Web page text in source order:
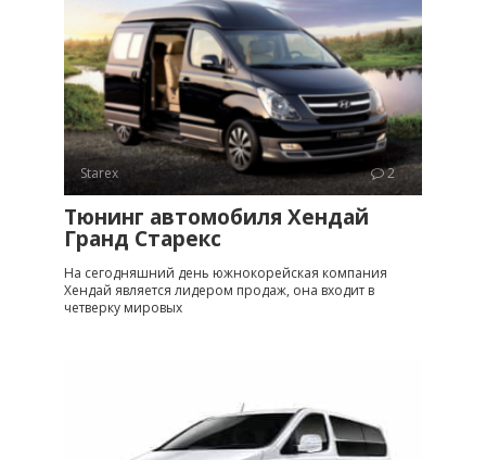
Starex 2
Тюнинг автомобиля Хендай
Гранд Старекс
На сегодняшний день южнокорейская компания
Хендай является лидером продаж, она входит в
четверку мировых